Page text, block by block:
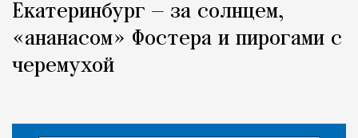
Екатеринбург — за солнцем,
«ананасом» Фостера и пирогами с
черемухой